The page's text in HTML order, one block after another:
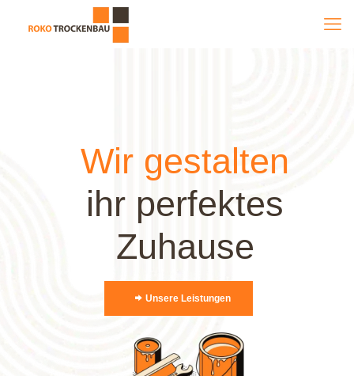
Wir gestalten
ihr perfektes
Zuhause
Unsere Leistungen